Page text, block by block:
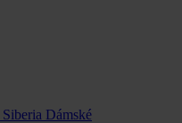
Dámské